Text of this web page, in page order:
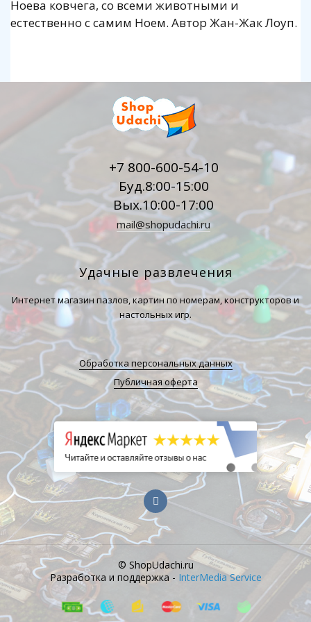
Ноева ковчега, со всеми животными и
естественно с самим Ноем. Автор Жан-Жак Лоуп.
+7 800-600-54-10
Буд.8:00-15:00
Вых.10:00-17:00
mail@shopudachi.ru
Удачные развлечения
Интернет магазин пазлов, картин по номерам, конструкторов и
настольных игр.
Обработка персональных данных
Публичная оферта
© ShopUdachi.ru
Разработка и поддержка - InterMedia Service